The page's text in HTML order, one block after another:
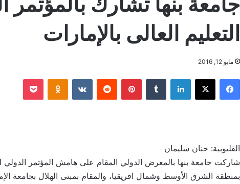
التعليم العالى بالإمارات
مايو 12, 2016
فيسبوك لينكدإن بينتيريست
القليوبية: حنان سليمان
شاركت جامعة بنها بالمعرض الدولي المقام على هامش المؤتمر الدولي
بمنطقة الشرق الأوسط وشمال افريقيا، والمقام بمبنى الهلال بجامعة